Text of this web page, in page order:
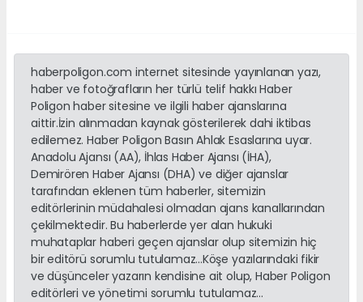
haberpoligon.com internet sitesinde yayınlanan yazı,
haber ve fotoğrafların her türlü telif hakkı Haber
Poligon haber sitesine ve ilgili haber ajanslarına
aittir.İzin alınmadan kaynak gösterilerek dahi iktibas
edilemez. Haber Poligon Basın Ahlak Esaslarına uyar.
Anadolu Ajansı (AA), İhlas Haber Ajansı (İHA),
Demirören Haber Ajansı (DHA) ve diğer ajanslar
tarafından eklenen tüm haberler, sitemizin
editörlerinin müdahalesi olmadan ajans kanallarından
çekilmektedir. Bu haberlerde yer alan hukuki
muhataplar haberi geçen ajanslar olup sitemizin hiç
bir editörü sorumlu tutulamaz...Köşe yazılarındaki fikir
ve düşünceler yazarın kendisine ait olup, Haber Poligon
editörleri ve yönetimi sorumlu tutulamaz...